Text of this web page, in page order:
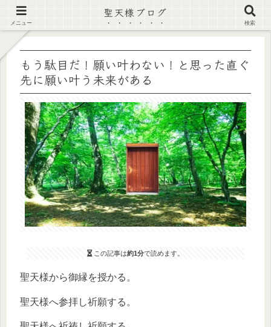
【注意喚起】偽サイト及び偽情報に注意 ▶確認する◀
もう駄目だ！願い叶わない！と思った直ぐ
先に願い叶う未来がある
この記事は約1分で読めます。
聖天様から御縁を授かる。
聖天様へ参拝し祈願する。
メニュー
聖天様ブログ
検索